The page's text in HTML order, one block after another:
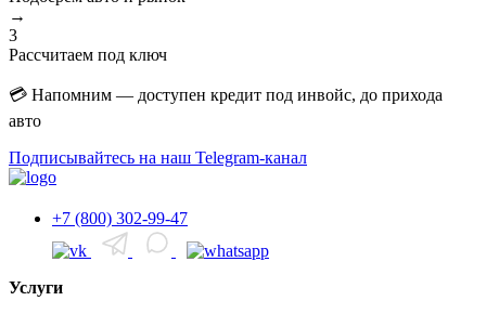
→
3
Рассчитаем под ключ
💳 Напомним — доступен кредит под инвойс, до прихода
авто
Подписывайтесь на наш Telegram-канал
+7 (800) 302-99-47
Услуги